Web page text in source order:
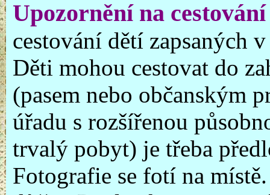
Upozornění na
cestování dětí zapsaných
Děti mohou cestovat do
(pasem nebo občanským
úřadu s rozšířenou
trvalý pobyt) je třeba
Fotografie se fotí na